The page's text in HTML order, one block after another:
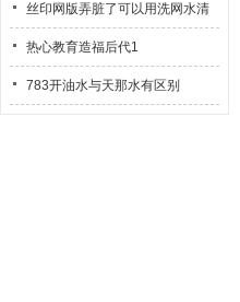
丝印网版弄脏了可以用洗网水清
洗网版
热心教育造福后代1
783开油水与天那水有区别